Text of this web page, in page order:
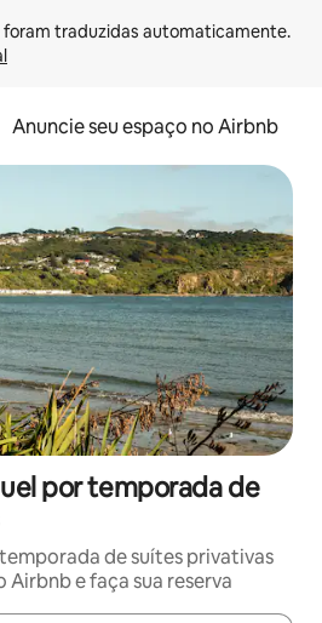
Anuncie seu espaço no Airbnb
por temporada de
de suítes privativas
Airbnb e faça sua reserva